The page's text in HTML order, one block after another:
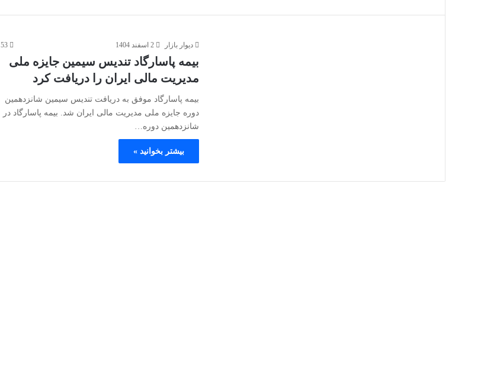
دیوار بازار 2 اسفند 1404 53
بیمه پاسارگاد تندیس سیمین جایزه ملی
مدیریت مالی ایران را دریافت کرد
بیمه پاسارگاد موفق به دریافت تندیس سیمین شانزدهمین
دوره جایزه ملی مدیریت مالی ایران شد. بیمه پاسارگاد در
شانزدهمین دوره…
بیشتر بخوانید »